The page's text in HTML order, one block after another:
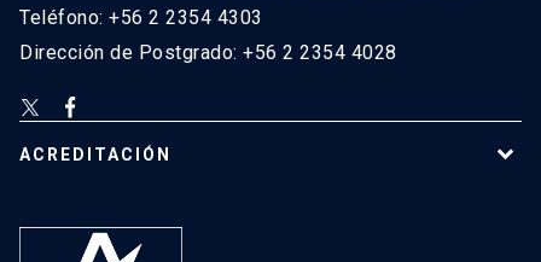
Teléfono: +56 2 2354 4303
Dirección de Postgrado: +56 2 2354 4028
ACREDITACIÓN